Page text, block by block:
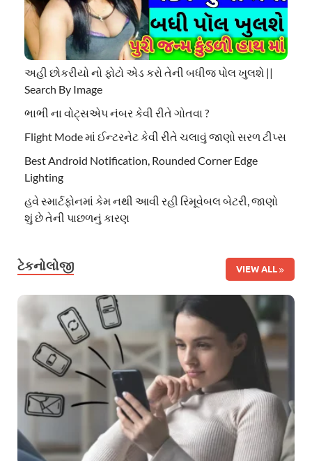
અહી છોકરીયો નો ફોટો એડ કરો તેની બધીજ પોલ ખુલશે ||
Search By Image
ભાભી ના વોટ્સએપ નંબર કેવી રીતે ગોતવા ?
Flight Mode માં ઈન્ટરનેટ કેવી રીતે ચલાવું જાણો સરળ ટીપ્સ
Best Android Notification, Rounded Corner Edge
Lighting
હવે સ્માર્ટફોનમાં કેમ નથી આવી રહી રિમૂવેબલ બેટરી, જાણો
શું છે તેની પાછળનું કારણ
ટેકનોલોજી VIEW ALL